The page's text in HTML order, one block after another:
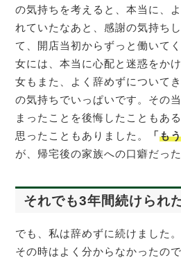
の気持ちを考えると、本当に、
れていたなあと、感謝の気持ち
て、開店当初からずっと働いて
女には、本当に心配と迷惑をか
女もまた、よく辞めずについて
の気持ちでいっぱいです。その
まったことを後悔したこともあ
思ったこともありました。
「も
が、帰宅後の家族への口癖だった
それでも3年間続けられ
でも、私は辞めずに続けました
その時はよく分からなかったの